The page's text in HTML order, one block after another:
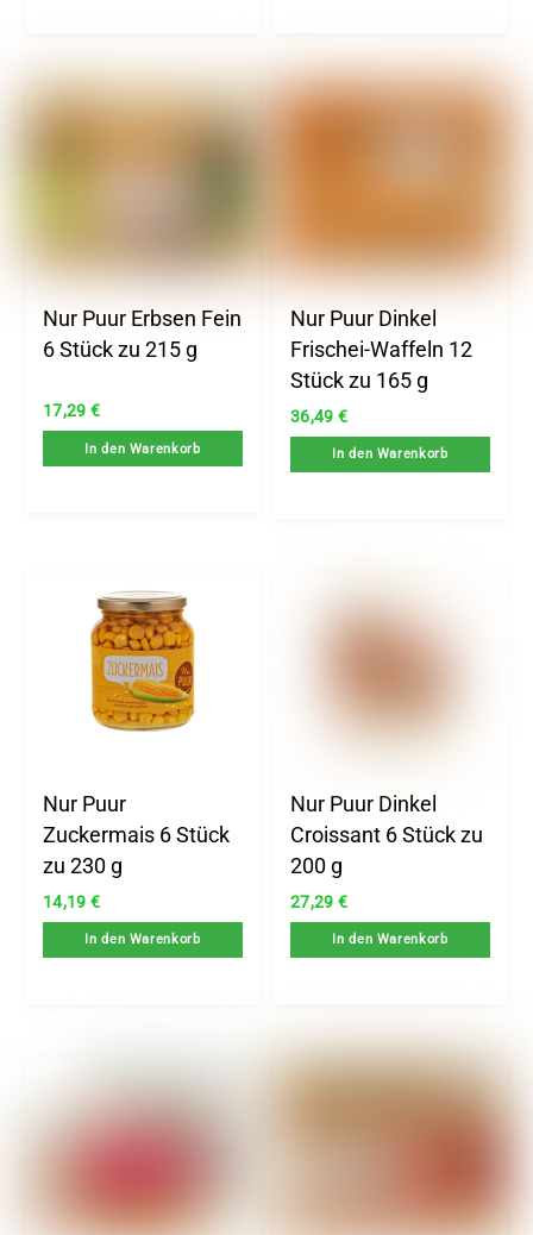
Nur Puur Erbsen Fein
6 Stück zu 215 g
17,29 €
In den Warenkorb
Nur Puur Dinkel
Frischei-Waffeln 12
Stück zu 165 g
36,49 €
In den Warenkorb
Nur Puur
Zuckermais 6 Stück
zu 230 g
14,19 €
In den Warenkorb
Nur Puur Dinkel
Croissant 6 Stück zu
200 g
27,29 €
In den Warenkorb